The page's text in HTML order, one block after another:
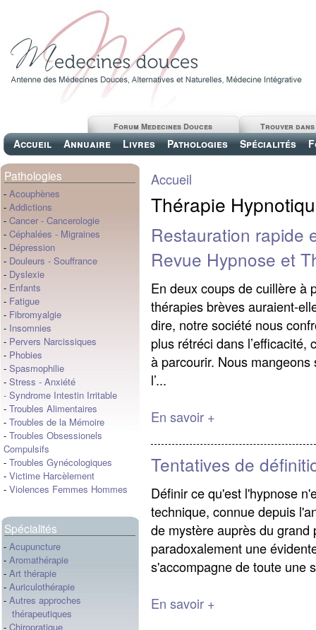
Accueil Annuaire Livres Pathologies Spécialités
Trouver
Forum Medecines Douces
Pathologies
- Acouphènes
- Addictions
- Cancer - Cancerologie
- Céphalées - Migraines
- Dépression
- Douleurs - Souffrance
- Dyslexie
- Enfants
- Fatigue
- Fibromyalgie
- Insomnies
- Pervers Narcissiques
- Phobies
- Spasmophilie
- Stress - Anxiété
- Syndrome Intestin Irritable
- Troubles Alimentaires
- Troubles de la Mémoire
- Troubles Obsessionels
Compulsifs
- Troubles Gynécologiques
- Victime Harcèlement
- Violences Femmes Hommes
Spécialités
- Acupuncture
- Aromathérapie
- Art thérapie
- Auriculothérapie
- Autres approches
thérapeutiques
- Chiropratique
Accueil
Thérapie
Restauration rapide
Revue Hypnose et
En deux coups de cuillère à
thérapies brèves auraient-
dire, notre société nous
plus rétréci dans
à parcourir. Nous
l’...
En savoir +
Tentatives de
Définir ce qu'est l'hypnose
technique, connue depuis
de mystère auprès du
paradoxalement une
s'accompagne de toute une
En savoir +